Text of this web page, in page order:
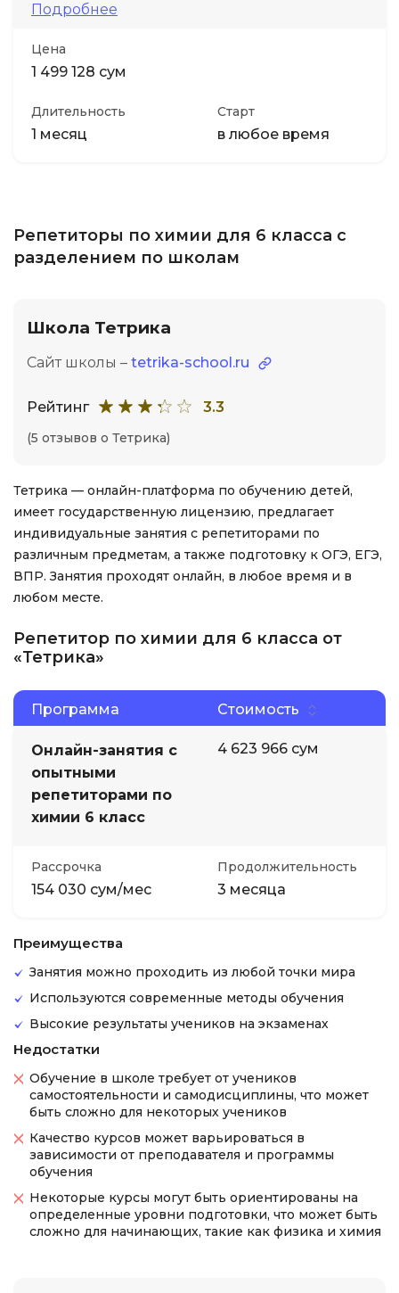
Подробнее
Цена
1 499 128 сум
Длительность
1 месяц
Старт
в любое время
Репетиторы по химии для 6 класса с
разделением по школам
Школа Тетрика
Сайт школы – tetrika-school.ru
Рейтинг 3.3
(5 отзывов о Тетрика)
Тетрика — онлайн-платформа по обучению детей,
имеет государственную лицензию, предлагает
индивидуальные занятия с репетиторами по
различным предметам, а также подготовку к ОГЭ, ЕГЭ,
ВПР. Занятия проходят онлайн, в любое время и в
любом месте.
Репетитор по химии для 6 класса от
«Тетрика»
Программа Стоимость
Онлайн-занятия с
опытными
репетиторами по
химии 6 класс
4 623 966 сум
Рассрочка
154 030 сум/мес
Продолжительность
3 месяца
Преимущества
Занятия можно проходить из любой точки мира
Используются современные методы обучения
Высокие результаты учеников на экзаменах
Недостатки
Обучение в школе требует от учеников
самостоятельности и самодисциплины, что может
быть сложно для некоторых учеников
Качество курсов может варьироваться в
зависимости от преподавателя и программы
обучения
Некоторые курсы могут быть ориентированы на
определенные уровни подготовки, что может быть
сложно для начинающих, такие как физика и химия